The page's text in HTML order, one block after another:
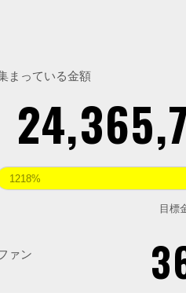
まっている金額
1218%
目標
ァン